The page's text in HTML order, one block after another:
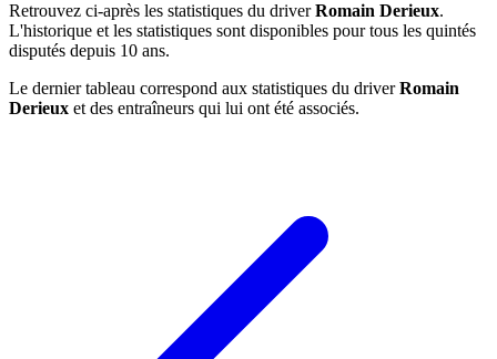
Retrouvez ci-après les statistiques du driverRomain Derieux.
L'historique et les statistiques sont disponibles pour tous les quintés
disputés depuis 10 ans.
Le dernier tableau correspond aux statistiques du driverRomain
Derieux et des entraîneurs qui lui ont été associés.